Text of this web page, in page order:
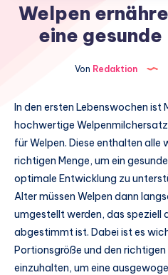
Welpen
eine
Von Redaktion
In den ersten Lebenswochen ist
hochwertige
für Welpen. Diese enthalten
richtigen Menge, um ein
optimale Entwicklung zu
Alter müssen Welpen dann
umgestellt werden, das speziell
abgestimmt ist. Dabei ist es
Portionsgröße und den
einzuhalten, um eine